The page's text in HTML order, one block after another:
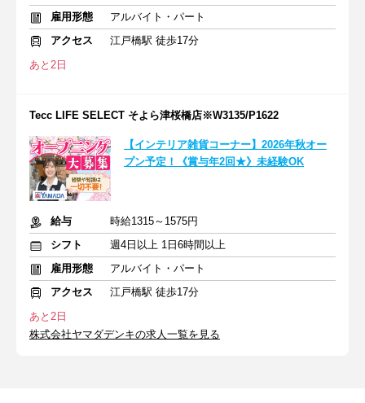
雇用形態
アルバイト・パート
アクセス
江戸橋駅 徒歩17分
あと2日
Tecc LIFE SELECT そよら津桜橋店※W3135/P1622
【インテリア雑貨コーナー】2026年秋オー
プン予定！《賞与年2回★》未経験OK
給与
時給1315～1575円
シフト
週4日以上 1日6時間以上
雇用形態
アルバイト・パート
アクセス
江戸橋駅 徒歩17分
あと2日
株式会社ヤマダデンキの求人一覧を見る